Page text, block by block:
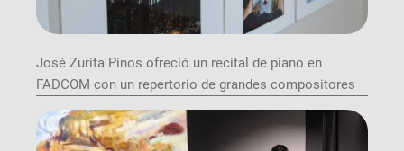
José Zurita Pinos ofreció un recital de piano en
FADCOM con un repertorio de grandes compositores